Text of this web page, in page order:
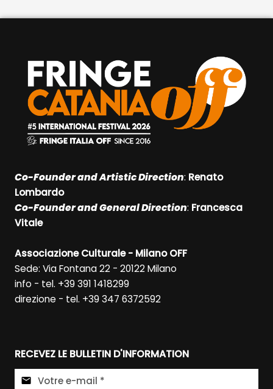
Co-Founder and Artistic Direction: Renato
Lombardo
Co-Founder and General Direction: Francesca
Vitale
Associazione Culturale - Milano OFF
Sede: Via Fontana 22 - 20122 Milano
info - tel. +39 391 1418299
direzione - tel. +39 347 6372592
RECEVEZ LE BULLETIN D'INFORMATION